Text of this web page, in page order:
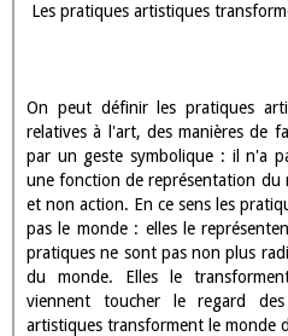
Les pratiques artistiques
On peut définir les pratiques
relatives à l'art, des manières de
par un geste symbolique : il n'a
une fonction de représentation du
et non action. En ce sens les
pas le monde : elles le
pratiques ne sont pas non plus
du monde. Elles le
viennent toucher le regard
artistiques transforment le monde